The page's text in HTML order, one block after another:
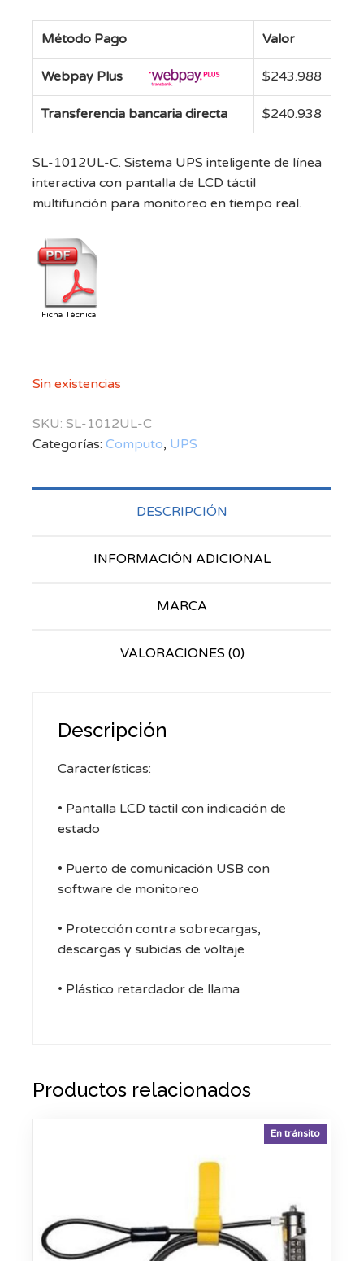
Método Pago Valor
Webpay Plus $243.988
Transferencia bancaria directa $240.938
SL-1012UL-C. Sistema UPS inteligente de línea
interactiva con pantalla de LCD táctil
multifunción para monitoreo en tiempo real.
Ficha Técnica
Sin existencias
SKU: SL-1012UL-C
Categorías: Computo, UPS
DESCRIPCIÓN
INFORMACIÓN ADICIONAL
MARCA
VALORACIONES (0)
Descripción
Características:
• Pantalla LCD táctil con indicación de
estado
• Puerto de comunicación USB con
software de monitoreo
• Protección contra sobrecargas,
descargas y subidas de voltaje
• Plástico retardador de llama
Productos relacionados
En tránsito